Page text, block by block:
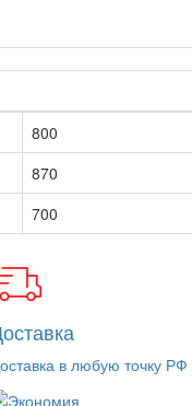
800
870
700
в любую точку